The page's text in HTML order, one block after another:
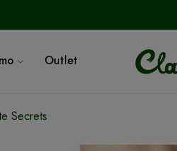
Outlet
Secrets